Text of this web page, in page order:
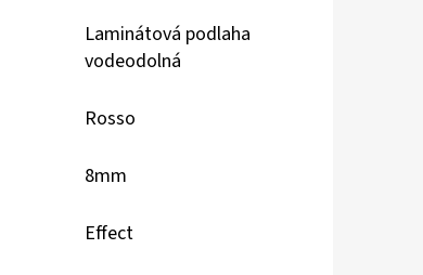
Laminátová podlaha
vodeodolná
Rosso
8mm
Effect